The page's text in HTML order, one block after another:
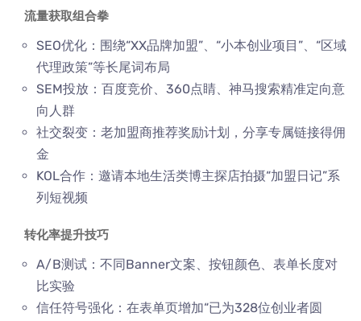
流量获取组合拳
SEO优化：围绕“XX品牌加盟”、“小本创业项目”、“区域
代理政策”等长尾词布局
SEM投放：百度竞价、360点睛、神马搜索精准定向意
向人群
社交裂变：老加盟商推荐奖励计划，分享专属链接得佣
金
KOL合作：邀请本地生活类博主探店拍摄“加盟日记”系
列短视频
转化率提升技巧
A/B测试：不同Banner文案、按钮颜色、表单长度对
比实验
信任符号强化：在表单页增加“已为328位创业者圆